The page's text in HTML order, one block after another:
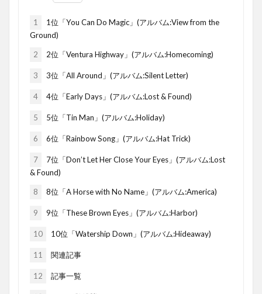
1
1位「You Can Do Magic」(アルバム:View from the
Ground)
2 2位「Ventura Highway」(アルバム:Homecoming)
3 3位「All Around」(アルバム:Silent Letter)
4 4位「Early Days」(アルバム:Lost & Found)
5 5位「Tin Man」(アルバム:Holiday)
6 6位「Rainbow Song」(アルバム:Hat Trick)
7
7位「Don’t Let Her Close Your Eyes」(アルバム:Lost
& Found)
8 8位「A Horse with No Name」(アルバム:America)
9 9位「These Brown Eyes」(アルバム:Harbor)
10 10位「Watership Down」(アルバム:Hideaway)
11 関連記事
12 記事一覧